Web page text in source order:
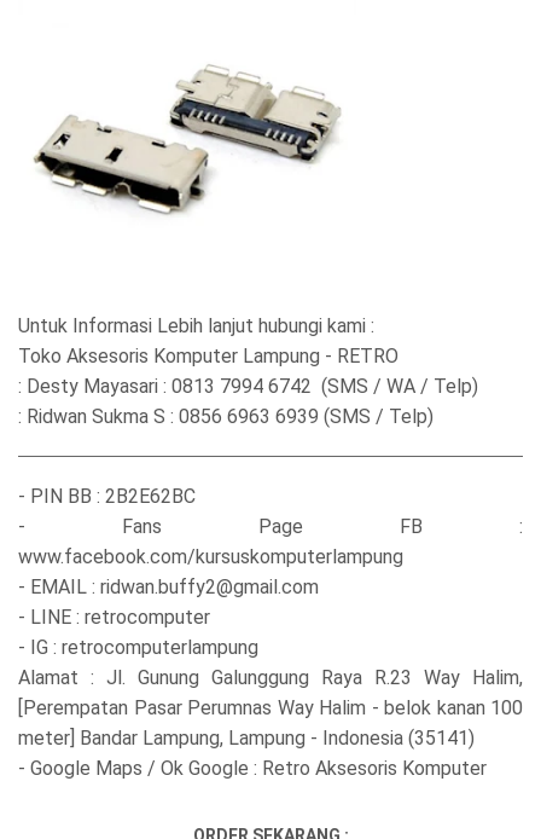
Untuk Informasi Lebih lanjut hubungi kami :
Toko Aksesoris Komputer Lampung - RETRO
: Desty Mayasari : 0813 7994 6742 (SMS / WA / Telp)
: Ridwan Sukma S : 0856 6963 6939 (SMS / Telp)
- PIN BB : 2B2E62BC
- Fans Page FB :
www.facebook.com/kursuskomputerlampung
- EMAIL : ridwan.buffy2@gmail.com
- LINE : retrocomputer
- IG : retrocomputerlampung
Alamat : Jl. Gunung Galunggung Raya R.23 Way Halim,
[Perempatan Pasar Perumnas Way Halim - belok kanan 100
meter] Bandar Lampung, Lampung - Indonesia (35141)
- Google Maps / Ok Google : Retro Aksesoris Komputer